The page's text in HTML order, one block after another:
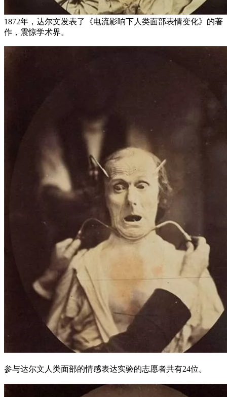
1872年，达尔文发表了《电流影响下人类面部表情变化》的著
作，震惊学术界。
参与达尔文人类面部的情感表达实验的志愿者共有24位。